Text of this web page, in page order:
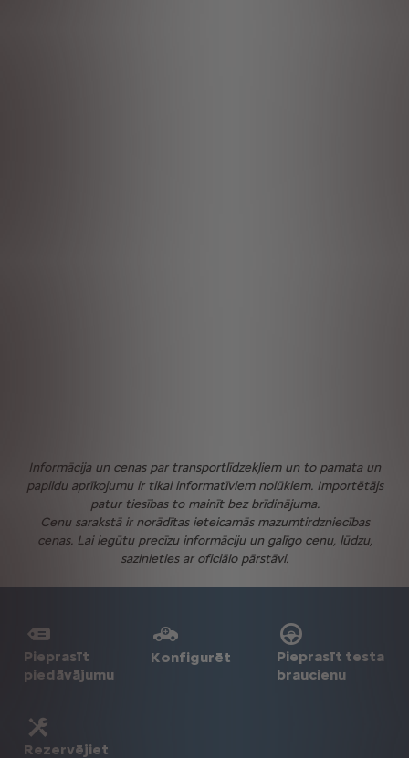
Informācija un cenas par transportlīdzekļiem un to pamata un
papildu aprīkojumu ir tikai informatīviem nolūkiem. Importētājs
patur tiesības to mainīt bez brīdinājuma.
Cenu sarakstā ir norādītas ieteicamās mazumtirdzniecības
cenas. Lai iegūtu precīzu informāciju un galīgo cenu, lūdzu,
sazinieties ar oficiālo pārstāvi.
Pieprasīt
piedāvājumu
Konfigurēt
Pieprasīt testa
braucienu
Rezervējiet